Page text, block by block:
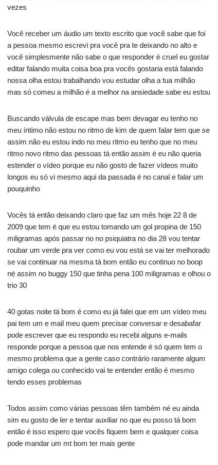
vezes
Você receber um áudio um texto escrito que você sabe que foi
a pessoa mesmo escrevi pra você pra te deixando no alto e
você simplesmente não sabe o que responder é cruel eu gostar
editar falando muita coisa boa pra vocês gostaria está falando
nossa olha estou trabalhando vou estudar olha a tua milhão
mas só comeu a milhão é a melhor na ansiedade sabe eu estou
Buscando válvula de escape mas bem devagar eu tenho no
meu íntimo não estou no ritmo de kim de quem falar tem que se
assim não eu estou indo no meu ritmo eu tenho que no meu
ritmo novo ritmo das pessoas tá então assim é eu não queria
estender o vídeo porque eu não gosto de fazer vídeos muito
longos eu só vi mesmo aqui da passada é no canal e falar um
pouquinho
Vocês tá então deixando claro que faz um mês hoje 22 8 de
2009 que tem é que eu estou tomando um gol propina de 150
miligramas após passar no no psiquiatra no dia 28 vou tentar
roubar um verde pra ver como eu vou está se vai ter melhorado
se vai continuar na mesma tá bom então eu continuo no boop
né assim no buggy 150 que tinha pena 100 miligramas e olhou o
trio 30
40 gotas noite tá bom é como eu já falei que em um vídeo meu
pai tem um e mail meu quem precisar conversar e desabafar
pode escrever que eu respondo eu recebi alguns e-mails
responde porque a pessoa que nos entende é só quem tem o
mesmo problema que a gente caso contrário raramente algum
amigo colega ou conhecido vai te entender então é mesmo
tendo esses problemas
Todos assim como várias pessoas têm também né eu ainda
sim eu gosto de ler e tentar auxiliar no que eu posso tá bom
então é isso espero que vocês fiquem bem e qualquer coisa
pode mandar um mt bom ter mais gente